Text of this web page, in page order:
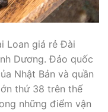
Loan giá rẻ Đài
Dương. Đảo quốc
Nhật Bản và quần
thứ 38 trên thế
những điểm vận